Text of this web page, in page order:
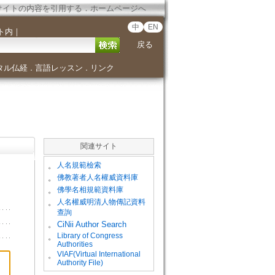
イトの内容を引用する．ホームページへ
内 ｜ 中 EN
戻る
ル仏経． 言語レッスン ． リンク
関連サイト
。 人名規範檢索
。 佛教著者人名權威資料庫
。 佛學名相規範資料庫
。
人名權威明清人物傳記資料
查詢
。
CiNii Author Search
。
Library of Congress
Authorities
。
VIAF(Virtual International
Authority File)